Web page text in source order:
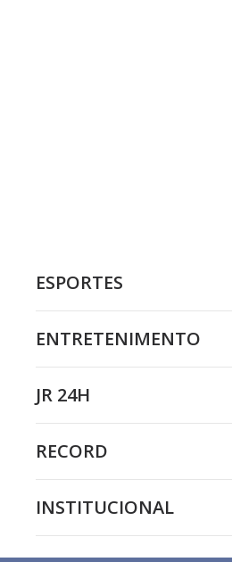
ESPORTES
ENTRETENIMENTO
JR 24H
RECORD
INSTITUCIONAL